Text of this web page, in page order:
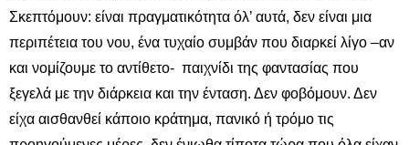
Σκεπτόμουν: είναι πραγματικότητα όλ’ αυτά, δεν είναι μια
περιπέτεια του νου, ένα τυχαίο συμβάν που διαρκεί λίγο –αν
και νομίζουμε το αντίθετο- παιχνίδι της φαντασίας που
ξεγελά με την διάρκεια και την ένταση. Δεν φοβόμουν. Δεν
είχα αισθανθεί κάποιο κράτημα, πανικό ή τρόμο τις